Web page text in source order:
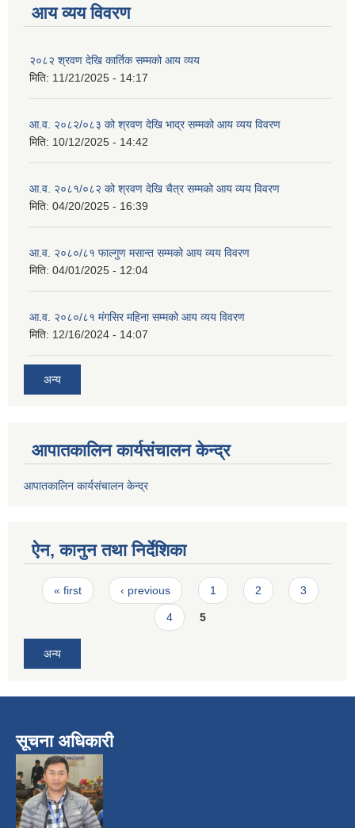
आय व्यय विवरण
२०८२ श्रवण देखि कार्तिक सम्मको आय व्यय
मिति: 11/21/2025 - 14:17
आ.व. २०८२/०८३ को श्रवण देखि भाद्र सम्मको आय व्यय विवरण
मिति: 10/12/2025 - 14:42
आ.व. २०८१/०८२ को श्रवण देखि चैत्र सम्मको आय व्यय विवरण
मिति: 04/20/2025 - 16:39
आ.व. २०८०/८१ फाल्गुण मसान्त सम्मको आय व्यय विवरण
मिति: 04/01/2025 - 12:04
आ.व. २०८०/८१ मंगसिर महिना सम्मको आय व्यय विवरण
मिति: 12/16/2024 - 14:07
अन्य
आपातकालिन कार्यसंचालन केन्द्र
आपातकालिन कार्यसंचालन केन्द्र
ऐन, कानुन तथा निर्देशिका
Pages
« first ‹ previous 1 2 3
4 5
अन्य
सूचना अधिकारी